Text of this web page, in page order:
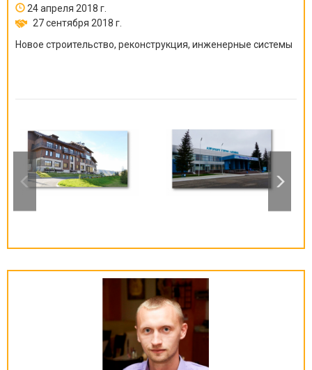
24 апреля 2018 г.
27 сентября 2018 г.
Новое строительство, реконструкция, инженерные системы